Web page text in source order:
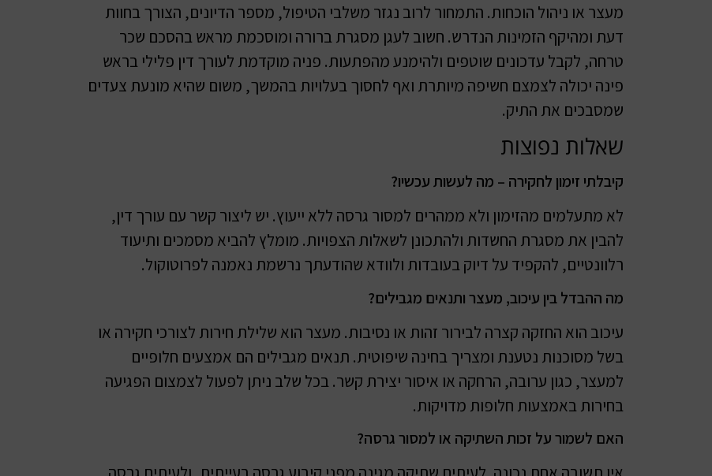
מעצר או ניהול הוכחות. התמחור לרוב נגזר משלבי הטיפול, מספר הדיונים, הצורך בחוות
דעת ומהיקף הזמינות הנדרש. חשוב לעגן מסגרת ברורה ומוסכמת מראש בהסכם שכר
טרחה, לקבל עדכונים שוטפים ולהימנע מהפתעות. פניה מוקדמת לעורך דין פלילי בראש
פינה יכולה לצמצם חשיפה מיותרת ואף לחסוך בעלויות בהמשך, משום שהיא מונעת צעדים
שמסבכים את התיק.
שאלות נפוצות
קיבלתי זימון לחקירה – מה לעשות עכשיו?
לא מתעלמים מהזימון ולא ממהרים למסור גרסה ללא ייעוץ. יש ליצור קשר עם עורך דין,
להבין את מסגרת החשדות ולהתכונן לשאלות הצפויות. מומלץ להביא מסמכים ותיעוד
רלוונטיים, להקפיד על דיוק בעובדות ולוודא שהודעתך נרשמת נאמנה לפרוטוקול.
מה ההבדל בין עיכוב, מעצר ותנאים מגבילים?
עיכוב הוא החזקה קצרה לבירור זהות או נסיבות. מעצר הוא שלילת חירות לצורכי חקירה או
בשל מסוכנות נטענת ומצריך בחינה שיפוטית. תנאים מגבילים הם אמצעים חלופיים
למעצר, כגון ערובה, הרחקה או איסור יצירת קשר. בכל שלב ניתן לפעול לצמצום הפגיעה
בחירות באמצעות חלופות מדויקות.
האם לשמור על זכות השתיקה או למסור גרסה?